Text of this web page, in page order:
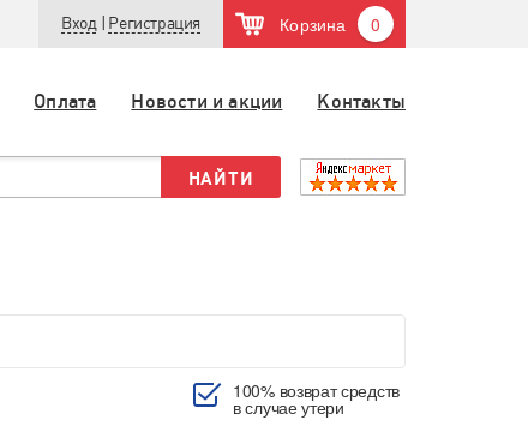
Вход Регистрация Корзина 0
Оплата Новости и акции Контакты
100% возврат средств
в случае утери